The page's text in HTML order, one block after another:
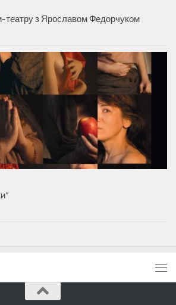
театру з Ярославом Федорчуком